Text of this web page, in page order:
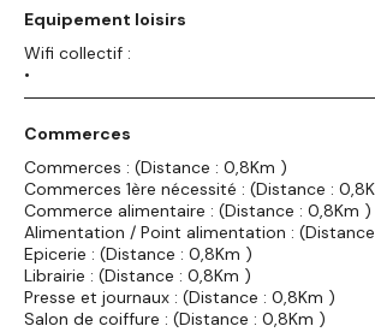
Equipement loisirs
Wifi collectif :
•
Commerces
Commerces : (Distance : 0,8Km )
Commerces 1ère nécessité : (Distance :
Commerce alimentaire : (Distance : 0,8Km )
Alimentation / Point alimentation :
Epicerie : (Distance : 0,8Km )
Librairie : (Distance : 0,8Km )
Presse et journaux : (Distance : 0,8Km )
Salon de coiffure : (Distance : 0,8Km )